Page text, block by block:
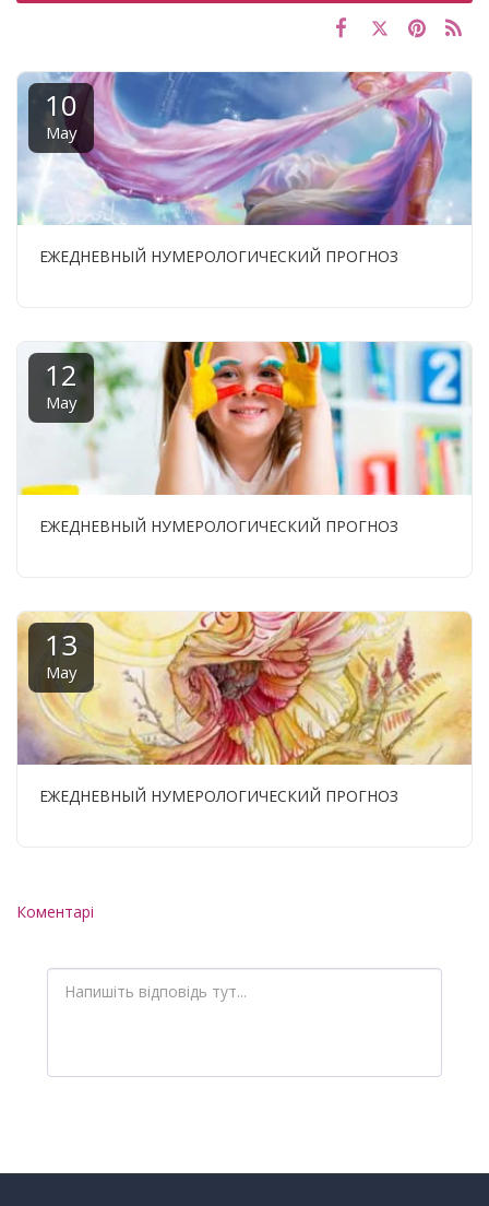
10
May
ЕЖЕДНЕВНЫЙ НУМЕРОЛОГИЧЕСКИЙ ПРОГНОЗ
12
May
ЕЖЕДНЕВНЫЙ НУМЕРОЛОГИЧЕСКИЙ ПРОГНОЗ
13
May
ЕЖЕДНЕВНЫЙ НУМЕРОЛОГИЧЕСКИЙ ПРОГНОЗ
Коментарі